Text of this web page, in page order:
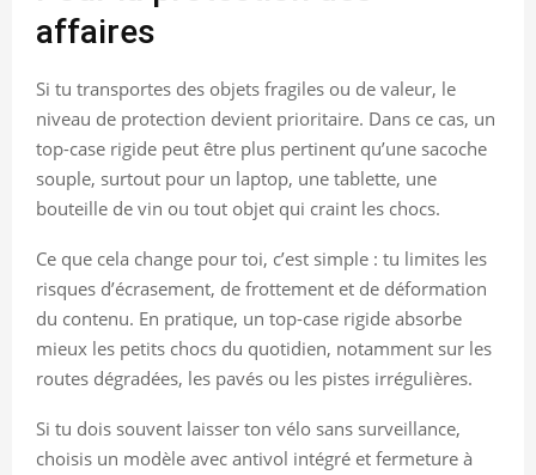
affaires
Si tu transportes des objets fragiles ou de valeur, le
niveau de protection devient prioritaire. Dans ce cas, un
top-case rigide peut être plus pertinent qu’une sacoche
souple, surtout pour un laptop, une tablette, une
bouteille de vin ou tout objet qui craint les chocs.
Ce que cela change pour toi, c’est simple : tu limites les
risques d’écrasement, de frottement et de déformation
du contenu. En pratique, un top-case rigide absorbe
mieux les petits chocs du quotidien, notamment sur les
routes dégradées, les pavés ou les pistes irrégulières.
Si tu dois souvent laisser ton vélo sans surveillance,
choisis un modèle avec antivol intégré et fermeture à